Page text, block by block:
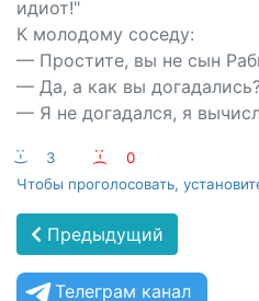
идиот!"
К молодому соседу:
— Простите, вы не сын
— Да, а как вы
— Я не догадался, я
:-) 3 :-(
0
Чтобы проголосовать,
Предыдущий
Телеграм канал